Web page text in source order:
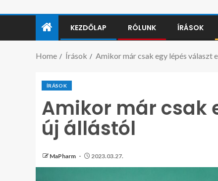
KEZDŐLAP RÓLUNK ÍRÁSOK
Home Írások Amikor már csak egy lépés választ
ÍRÁSOK
Amikor már csak
új állástól
MaPharm 2023.03.27.